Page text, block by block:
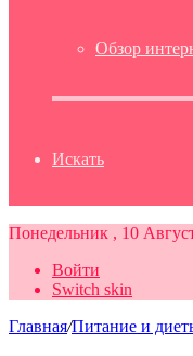
Обзор
Искать
Понедельник , 10
Войти
Switch skin
Главная/Питание и